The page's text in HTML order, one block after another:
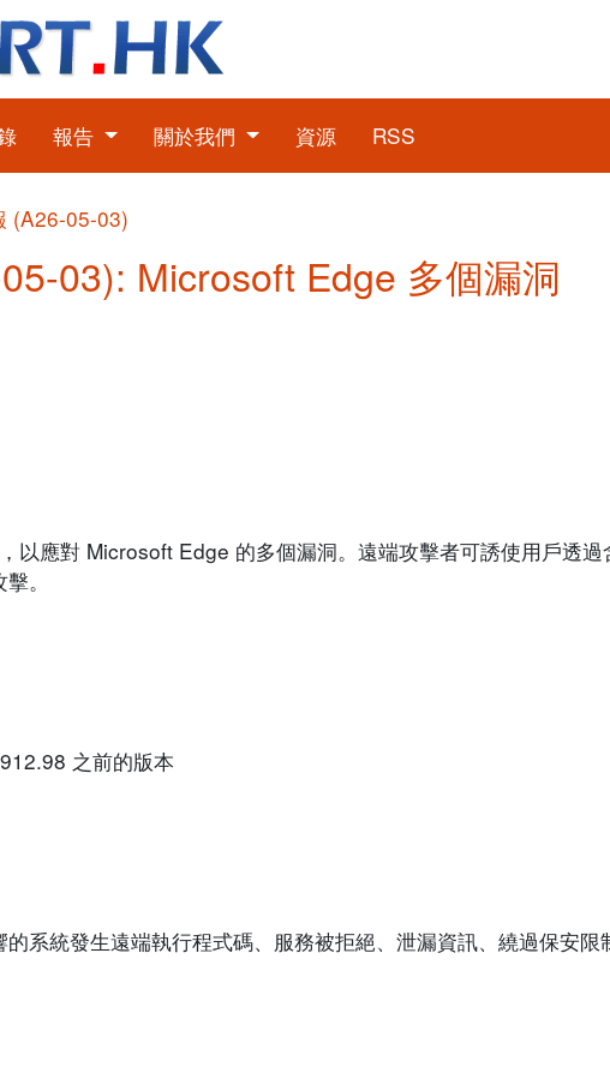
報告 關於我們 資源 RSS
(A26-05-03)
03): Microsoft Edge 多個漏洞
以應對 Microsoft Edge 的多個漏洞。遠端攻擊者可誘使用戶透
。
之前的版本
系統發生遠端執行程式碼、服務被拒絕、泄漏資訊、繞過保安限